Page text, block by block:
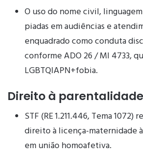
O uso do nome civil,
piadas em audiências e
enquadrado como conduta
conforme ADO 26 / MI 4733,
LGBTQIAPN+fobia.
Direito à parentalidade
STF (RE 1.211.446, Tema 1072)
direito à licença-maternidade
em união homoafetiva.